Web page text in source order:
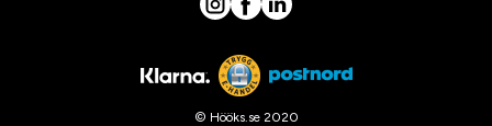
© Hööks.se 2020